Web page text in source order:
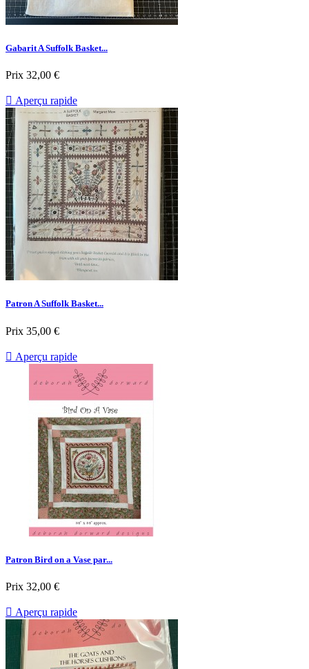
Gabarit A Suffolk Basket...
Prix 32,00 €
 Aperçu rapide
Patron A Suffolk Basket...
Prix 35,00 €
 Aperçu rapide
Patron Bird on a Vase par...
Prix 32,00 €
 Aperçu rapide